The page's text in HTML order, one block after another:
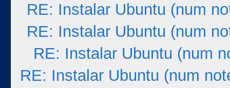
RE: Instalar Ubuntu (num
RE: Instalar Ubuntu (num
RE: Instalar Ubuntu (num
RE: Instalar Ubuntu (num